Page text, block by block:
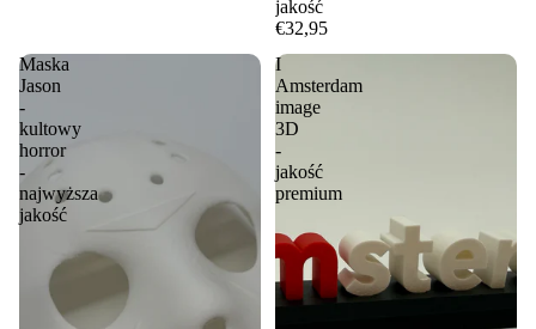
jakość
€32,95
Maska
Jason
-
kultowy
horror
-
najwyższa
jakość
I
Amsterdam
image
3D
-
jakość
premium